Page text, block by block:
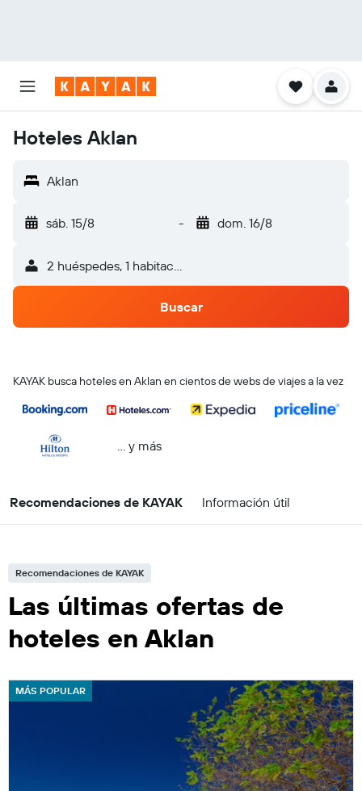
Hoteles Aklan
Aklan
sáb. 15/8 - dom. 16/8
2 huéspedes, 1 habitación
Buscar
KAYAK busca hoteles en Aklan en cientos de webs de viajes a la vez
… y más
Recomendaciones de KAYAK Información útil
Recomendaciones de KAYAK
Las últimas ofertas de
hoteles en Aklan
MÁS POPULAR